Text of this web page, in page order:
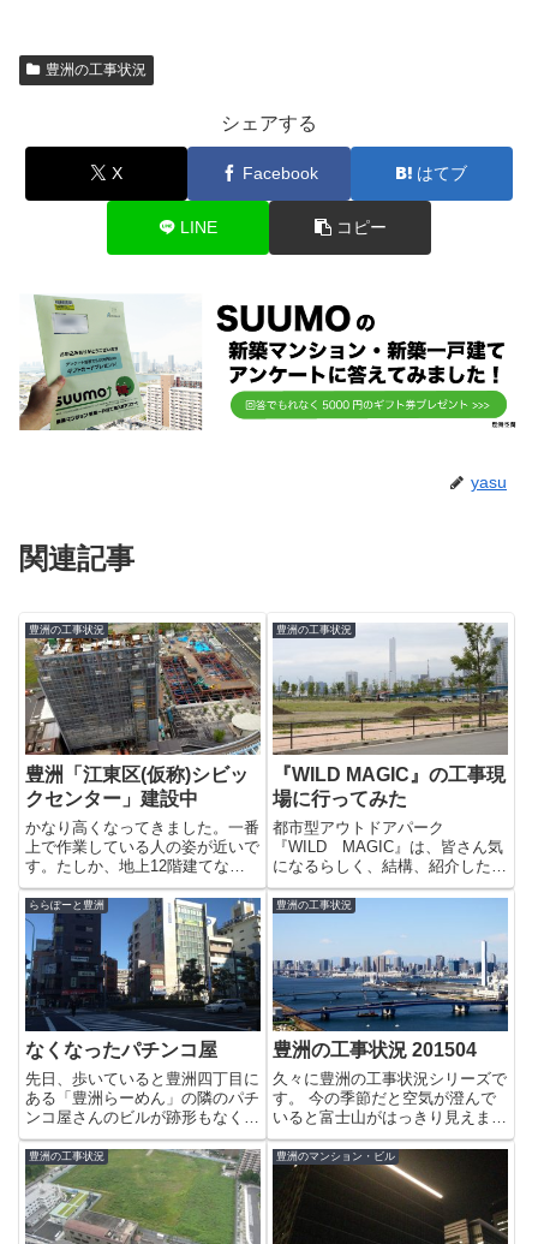
豊洲の工事状況
シェアする
X Facebook はてブ
LINE コピー
yasu
関連記事
豊洲の工事状況
豊洲「江東区(仮称)シビッ
クセンター」建設中
かなり高くなってきました。一番
上で作業している人の姿が近いで
す。たしか、地上12階建てなの
で高さはこんなもんですかね〜
っ。竣工は、2015年度です。
豊洲の工事状況
『WILD MAGIC』の工事現
場に行ってみた
都市型アウトドアパーク
『WILD MAGIC』は、皆さん気
になるらしく、結構、紹介した記
事に訪れていただいているので工
事現場まで足を運んでみました。
↓（笑）よく見えないので「らら
ぽーとの臨時駐車場」から見てみ
る事に...
ららぽーと豊洲
なくなったパチンコ屋
先日、歩いていると豊洲四丁目に
ある「豊洲らーめん」の隣のパチ
ンコ屋さんのビルが跡形もなくな
っていることに気づきました。え
えっ、あれ〜っ?解体工事をやっ
ていたことにも気づかなかったの
でびっくりしました。うわっ、後
ろの道が丸見え（笑）・・で、
と...
豊洲の工事状況
豊洲の工事状況 201504
久々に豊洲の工事状況シリーズで
す。 今の季節だと空気が澄んで
いると富士山がはっきり見えま
す。まず、豊洲シビックセンター
と駅前交通広場。豊洲シビックセ
ンターは、2015年9月24日にオー
プン予定ですが外観はほぼ完成し
ています。ゆりかもめ豊洲駅...
豊洲の工事状況 豊洲のマンション・ビル